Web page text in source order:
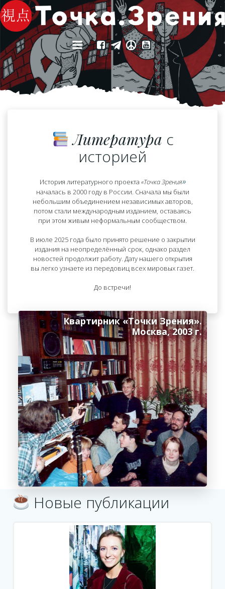
Перейти
к
содержимому
Литература с
историей
История литературного проекта «Точка Зрения»
началась в 2000 году в России. Сначала мы были
небольшим объединением независимых авторов,
потом стали международным изданием, оставаясь
при этом живым неформальным сообществом.
В июле 2025 года было принято решение о закрытии
издания на неопределённый срок, однако раздел
новостей продолжит работу. Дату нашего открытия
вы легко узнаете из передовиц всех мировых газет.
До встречи!
Квартирник «Точки Зрения».
Москва, 2003 г.
Новые публикации